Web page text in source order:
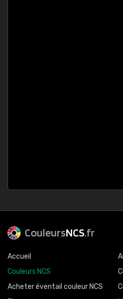
CouleursNCS.fr
Accueil
Couleurs NCS
Acheter éventail couleur NCS